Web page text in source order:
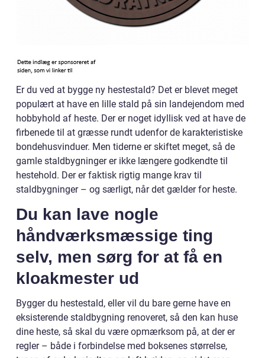
Er du ved at bygge ny hestestald? Det er blevet meget
populært at have en lille stald på sin landejendom med
hobbyhold af heste. Der er noget idyllisk ved at have de
firbenede til at græsse rundt udenfor de karakteristiske
bondehusvinduer. Men tiderne er skiftet meget, så de
gamle staldbygninger er ikke længere godkendte til
hestehold. Der er faktisk rigtig mange krav til
staldbygninger – og særligt, når det gælder for heste.
Du kan lave nogle
håndværksmæssige ting
selv, men sørg for at få en
kloakmester ud
Bygger du hestestald, eller vil du bare gerne have en
eksisterende staldbygning renoveret, så den kan huse
dine heste, så skal du være opmærksom på, at der er
regler – både i forbindelse med boksenes størrelse,